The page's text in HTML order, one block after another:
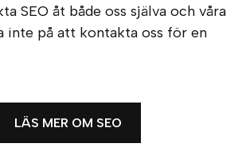
SEO åt både oss själva och våra
inte på att kontakta oss för en
LÄS MER OM SEO